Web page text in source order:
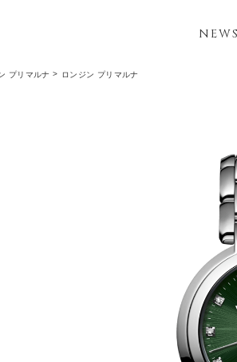
プリマルナ ロンジン プリマルナ